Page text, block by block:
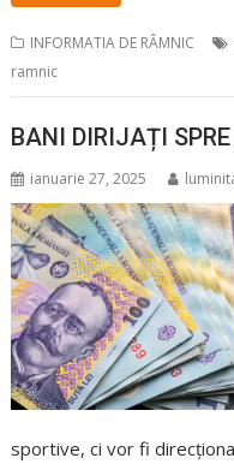
INFORMATIA DE RÂMNIC
ramnic
BANI DIRIJAȚI
ianuarie 27, 2025
sportive, ci vor fi